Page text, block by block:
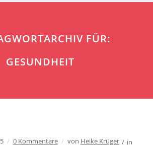
FÜR:
GESUNDHEIT
/ 0 Kommentare / von Heike Krüger / in